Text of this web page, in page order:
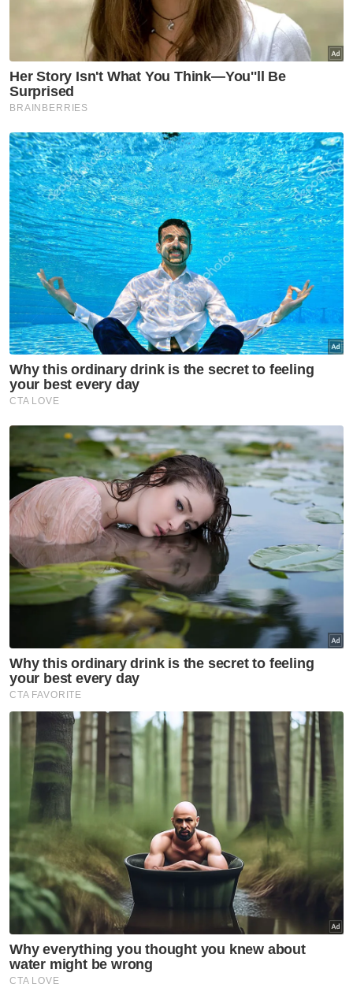
Artikel Disyorkan
Semasa
siar sentuh sensitiviti agama
Semasa
Kronologi kes Ismahalil
Semasa
Suasana sebak sambut
ketibaan jasad Koperal Teck
Siong
Semasa
Maut renjatan elektrik:
Jenazah tiga anggota polis
diterbangkan pulang ke